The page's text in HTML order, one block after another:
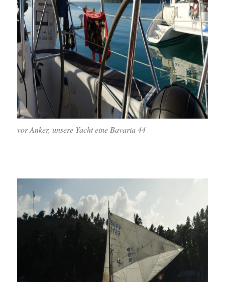
vor Anker, unsere Yacht eine Bavaria 44